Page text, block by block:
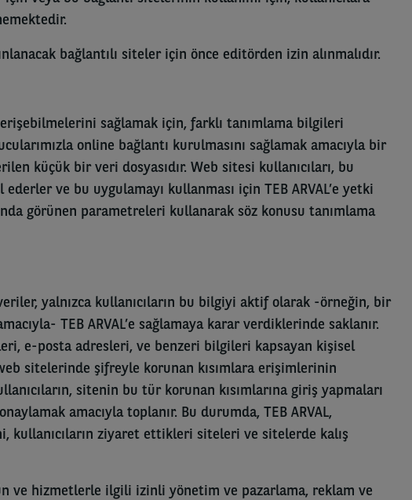
bağlantılı siteler için önce editörden izin alınmalıdır.
sağlamak için, farklı tanımlama bilgileri
online bağlantı kurulmasını sağlamak amacıyla bir
küçük bir veri dosyasıdır. Web sitesi kullanıcıları, bu
ve bu uygulamayı kullanması için TEB ARVAL’e yetki
görünen parametreleri kullanarak söz konusu tanımlama
yalnızca kullanıcıların bu bilgiyi aktif olarak -örneğin, bir
TEB ARVAL’e sağlamaya karar verdiklerinde saklanır.
e-posta adresleri, ve benzeri bilgileri kapsayan kişisel
sitelerinde şifreyle korunan kısımlara erişimlerinin
sitenin bu tür korunan kısımlarına giriş yapmaları
amacıyla toplanır. Bu durumda, TEB ARVAL,
kullanıcıların ziyaret ettikleri siteleri ve sitelerde kalış
ve hizmetlerle ilgili izinli yönetim ve pazarlama, reklam ve